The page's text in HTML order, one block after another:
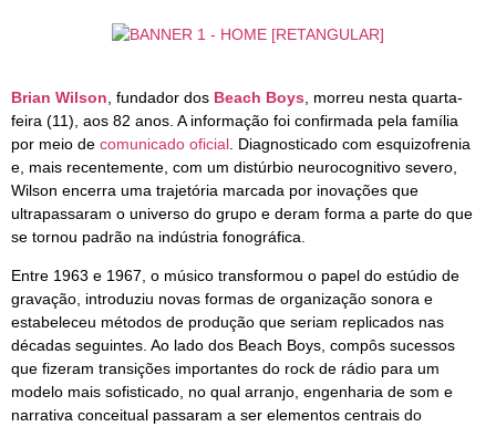
Brian Wilson , fundador dos Beach Boys , morreu nesta quarta-
feira (11), aos 82 anos. A informação foi confirmada pela família
por meio de comunicado oficial . Diagnosticado com esquizofrenia
e, mais recentemente, com um distúrbio neurocognitivo severo,
Wilson encerra uma trajetória marcada por inovações que
ultrapassaram o universo do grupo e deram forma a parte do que
se tornou padrão na indústria fonográfica.
Entre 1963 e 1967, o músico transformou o papel do estúdio de
gravação, introduziu novas formas de organização sonora e
estabeleceu métodos de produção que seriam replicados nas
décadas seguintes. Ao lado dos Beach Boys, compôs sucessos
que fizeram transições importantes do rock de rádio para um
modelo mais sofisticado, no qual arranjo, engenharia de som e
narrativa conceitual passaram a ser elementos centrais do